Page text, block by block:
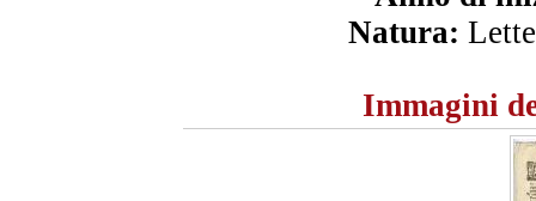
Natura:
Immagini